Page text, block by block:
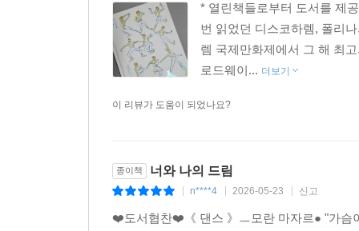
* 열린책들로부터 도서를 제
번 읽었던 디스코하렘, 폴리
렘 국제만화제에서 그 해 최
로드웨이... 더보기
이 리뷰가 도움이 되었나요?
종이책 너와 나의 드림
n****4 2026-05-23 신고
❤️도서협찬❤️《 댄스 》ㅡ모란 마자르● "가슴